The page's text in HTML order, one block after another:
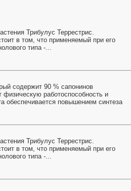
Трибулус Террестрис.
в том, что применяемый при его
типа -...
содержит 90 % сапонинов
физическую работоспособность и
обеспечивается повышением синтеза
Трибулус Террестрис.
в том, что применяемый при его
типа -...